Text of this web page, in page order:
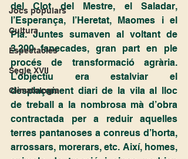
Jocs populars
Cultura
Espectacles
Segle XVII
Climatologia
del Clot del Mestre, el Saladar,
l’Esperança, l’Heretat, Maomes i el
Pla. Juntes sumaven al voltant de
3.200 fanecades, gran part en ple
procés de transformació agrària.
L’objectiu era estalviar el
desplaçament diari de la vila al lloc
de treball a la nombrosa mà d’obra
contractada per a reduir aquelles
terres pantanoses a conreus d’horta,
arrossars, morerars, etc. Així, homes,